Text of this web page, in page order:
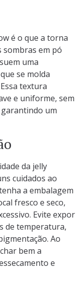
é o que a torna
sombras em pó
uma
se molda
textura
e uniforme, sem
um
da jelly
cuidados ao
a embalagem
fresco e seco,
Evite expor
de temperatura,
Ao
bem a
e